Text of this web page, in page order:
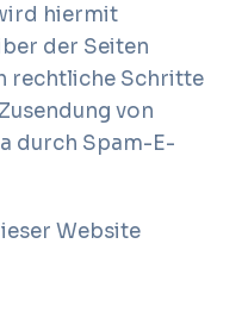
hiermit
der Seiten
rechtliche Schritte
von
durch Spam-E-
Website